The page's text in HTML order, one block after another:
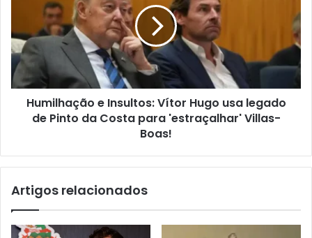
Humilhação e Insultos: Vítor Hugo usa legado
de Pinto da Costa para 'estraçalhar' Villas-
Boas!
Artigos relacionados